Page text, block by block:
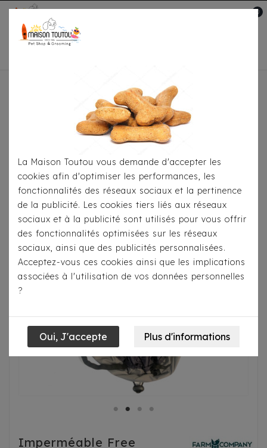
0
Accueil
Pour
Imperméables
Imperméable Free
Spirit Bleu Navy
Imperméable Free
La Maison Toutou vous demande d'accepter les
cookies afin d'optimiser les performances, les
fonctionnalités des réseaux sociaux et la pertinence
de la publicité. Les cookies tiers liés aux réseaux
sociaux et à la publicité sont utilisés pour vous offrir
des fonctionnalités optimisées sur les réseaux
sociaux, ainsi que des publicités personnalisées.
Acceptez-vous ces cookies ainsi que les implications
associées à l'utilisation de vos données personnelles
?